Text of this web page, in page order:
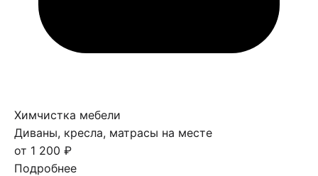
Химчистка мебели
Диваны, кресла, матрасы на месте
от 1 200 ₽
Подробнее